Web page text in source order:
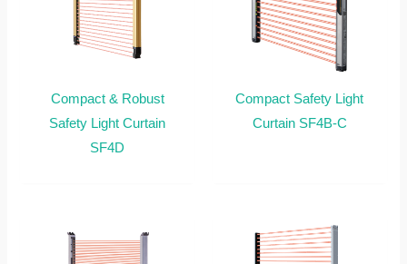
Compact & Robust
Safety Light Curtain
SF4D
Compact Safety Light
Curtain SF4B-C